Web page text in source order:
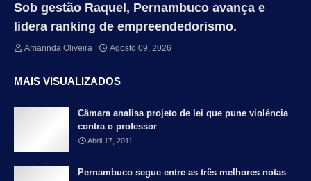
Sob gestão Raquel, Pernambuco avança e
lidera ranking de empreendedorismo.
Amannda Oliveira Agosto 09, 2026
MAIS VISUALIZADOS
Câmara analisa projeto de lei que pune violência
contra o professor
Abril 17, 2011
Pernambuco segue entre as três melhores notas